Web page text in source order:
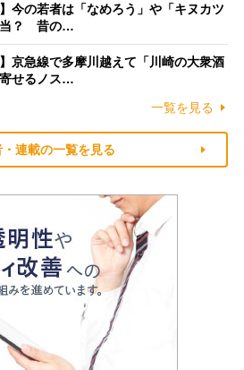
今の若者は「なめろう」や「キヌカツ
当？ 昔の…
京急線で多摩川越えて「川崎の大衆酒
せるノス…
一覧を見る
連載の一覧を見る